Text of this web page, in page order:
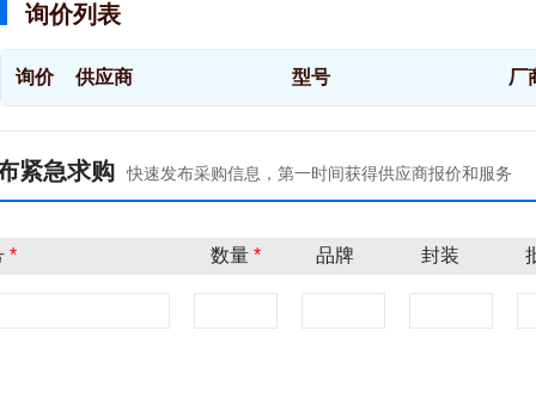
询价列表
询价 供应商 型号 厂
紧急求购 快速发布采购信息，第一时间获得供应商报价和服务
* 数量* 品牌 封装